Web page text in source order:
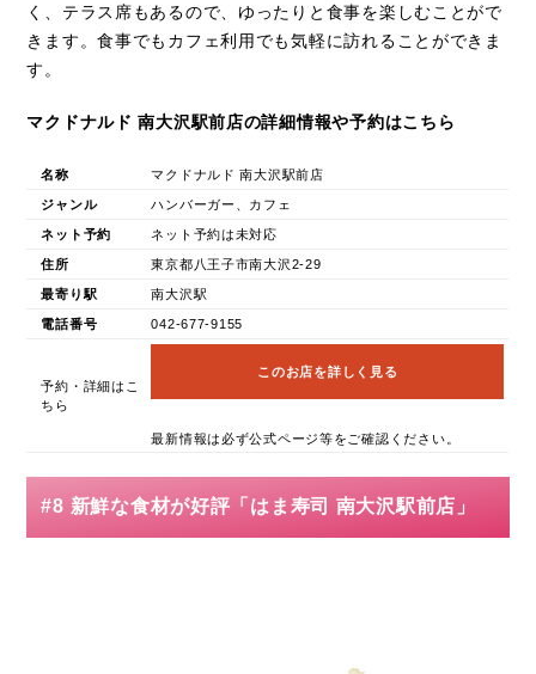
く、テラス席もあるので、ゆったりと食事を楽しむことがで
きます。食事でもカフェ利用でも気軽に訪れることができま
す。
マクドナルド 南大沢駅前店の詳細情報や予約はこちら
名称 マクドナルド 南大沢駅前店
ジャンル ハンバーガー、カフェ
ネット予約 ネット予約は未対応
住所 東京都八王子市南大沢2-29
最寄り駅 南大沢駅
電話番号 042-677-9155
予約・詳細はこ
ちら
このお店を詳しく見る
最新情報は必ず公式ページ等をご確認ください。
#8 新鮮な食材が好評「はま寿司 南大沢駅前店」